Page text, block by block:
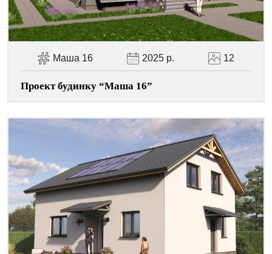
Маша 16 2025 р. 12
Проект будинку “Маша 16”